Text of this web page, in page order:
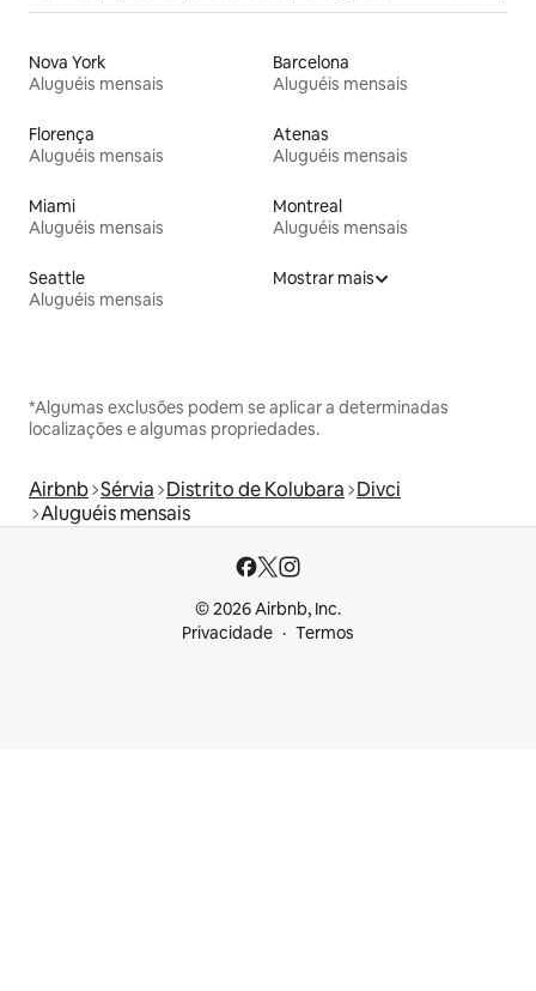
Nova York
Aluguéis mensais
Barcelona
Aluguéis mensais
Florença
Aluguéis mensais
Atenas
Aluguéis mensais
Miami
Aluguéis mensais
Montreal
Aluguéis mensais
Seattle
Aluguéis mensais
Mostrar mais
*Algumas exclusões podem se aplicar a determinadas
localizações e algumas propriedades.
Airbnb Sérvia Distrito de Kolubara Divci
Aluguéis mensais
© 2026 Airbnb, Inc.
Privacidade
Termos